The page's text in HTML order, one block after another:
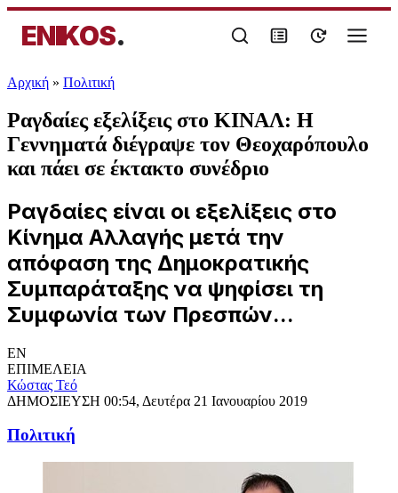
ENIKOS.
Αρχική » Πολιτική
Ραγδαίες εξελίξεις στο ΚΙΝΑΛ: Η
Γεννηματά διέγραψε τον Θεοχαρόπουλο
και πάει σε έκτακτο συνέδριο
Ραγδαίες είναι οι εξελίξεις στο
Κίνημα Αλλαγής μετά την
απόφαση της Δημοκρατικής
Συμπαράταξης να ψηφίσει τη
Συμφωνία των Πρεσπών...
EN
ΕΠΙΜΕΛΕΙΑ
Κώστας Τεό
ΔΗΜΟΣΙΕΥΣΗ 00:54, Δευτέρα 21 Ιανουαρίου 2019
Πολιτική